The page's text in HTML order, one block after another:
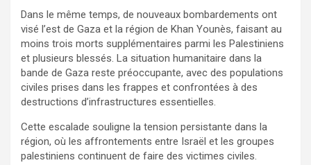
Dans le même temps, de nouveaux bombardements ont
visé l’est de Gaza et la région de Khan Younès, faisant au
moins trois morts supplémentaires parmi les Palestiniens
et plusieurs blessés. La situation humanitaire dans la
bande de Gaza reste préoccupante, avec des populations
civiles prises dans les frappes et confrontées à des
destructions d’infrastructures essentielles.
Cette escalade souligne la tension persistante dans la
région, où les affrontements entre Israël et les groupes
palestiniens continuent de faire des victimes civiles.